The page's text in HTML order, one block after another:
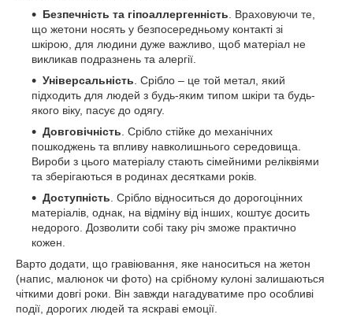
Безпечність та гіпоаллергенність . Враховуючи те,
що жетони носять у безпосередньому контакті зі
шкірою, для людини дуже важливо, щоб матеріал не
викликав подразнень та алергії.
Універсальність . Срібло – це той метал, який
підходить для людей з будь-яким типом шкіри та будь-
якого віку, пасує до одягу.
Довговічність . Срібло стійке до механічних
пошкоджень та впливу навколишнього середовища.
Вироби з цього матеріалу стають сімейними реліквіями
та зберігаються в родинах десятками років.
Доступність . Срібло відноситься до дорогоцінних
матеріалів, однак, на відміну від інших, коштує досить
недорого. Дозволити собі таку річ зможе практично
кожен.
Варто додати, що гравіювання, яке наноситься на жетон
(напис, малюнок чи фото) на срібному кулоні залишаються
чіткими довгі роки. Він завжди нагадуватиме про особливі
події, дорогих людей та яскраві емоції.